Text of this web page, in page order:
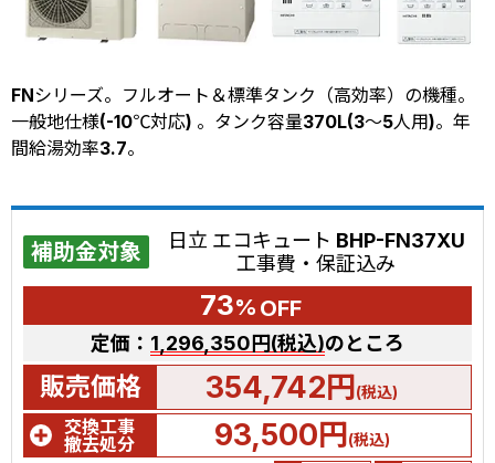
FNシリーズ。フルオート＆標準タンク（高効率）の機種。
一般地仕様(-10℃対応) 。タンク容量370L(3～5人用)。年
間給湯効率3.7。
補助金対象
日立 エコキュート BHP-FN37XU
工事費・保証込み
73% OFF
定価： 1,296,350円(税込)のところ
販売価格 354,742円(税込)
交換工事
撤去処分
93,500円(税込)